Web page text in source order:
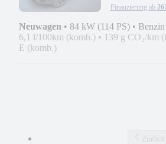
Finanzierung ab
Neuwagen • 84 kW (114 PS) • Benzin
6,1 l/100km (komb.) • 139 g CO₂/km
E (komb.)